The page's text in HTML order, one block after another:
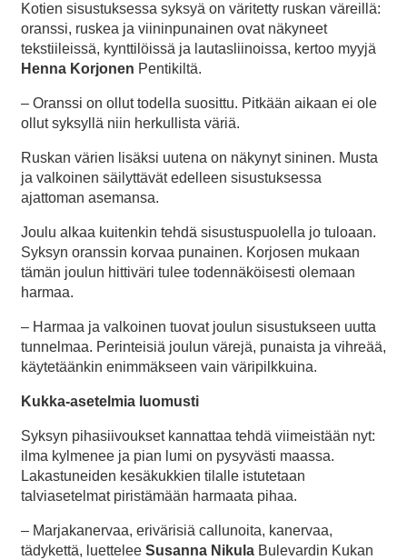
Kotien sisustuksessa syksyä on väritetty ruskan väreillä:
oranssi, ruskea ja viininpunainen ovat näkyneet
tekstiileissä, kynttilöissä ja lautasliinoissa, kertoo myyjä
Henna Korjonen Pentikiltä.
– Oranssi on ollut todella suosittu. Pitkään aikaan ei ole
ollut syksyllä niin herkullista väriä.
Ruskan värien lisäksi uutena on näkynyt sininen. Musta
ja valkoinen säilyttävät edelleen sisustuksessa
ajattoman asemansa.
Joulu alkaa kuitenkin tehdä sisustuspuolella jo tuloaan.
Syksyn oranssin korvaa punainen. Korjosen mukaan
tämän joulun hittiväri tulee todennäköisesti olemaan
harmaa.
– Harmaa ja valkoinen tuovat joulun sisustukseen uutta
tunnelmaa. Perinteisiä joulun värejä, punaista ja vihreää,
käytetäänkin enimmäkseen vain väripilkkuina.
Kukka-asetelmia luomusti
Syksyn pihasiivoukset kannattaa tehdä viimeistään nyt:
ilma kylmenee ja pian lumi on pysyvästi maassa.
Lakastuneiden kesäkukkien tilalle istutetaan
talviasetelmat piristämään harmaata pihaa.
– Marjakanervaa, erivärisiä callunoita, kanervaa,
tädykettä, luettelee Susanna Nikula Bulevardin Kukan